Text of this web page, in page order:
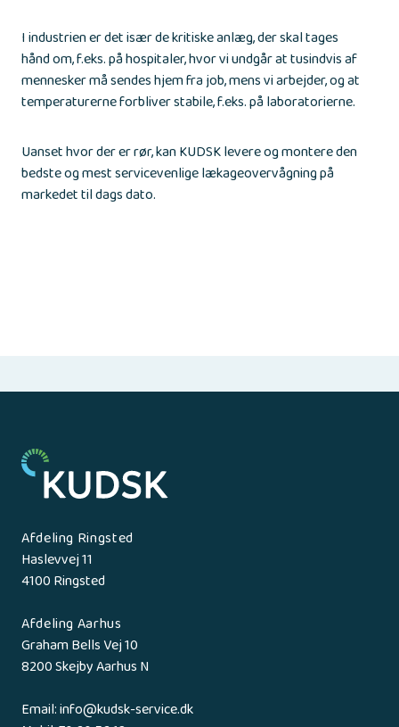
I industrien er det især de kritiske anlæg, der skal tages
hånd om, f.eks. på hospitaler, hvor vi undgår at tusindvis af
mennesker må sendes hjem fra job, mens vi arbejder, og at
temperaturerne forbliver stabile, f.eks. på laboratorierne.
Uanset hvor der er rør, kan KUDSK levere og montere den
bedste og mest servicevenlige lækageovervågning på
markedet til dags dato.
Afdeling Ringsted
Haslevvej 11
4100 Ringsted
Afdeling Aarhus
Graham Bells Vej 10
8200 Skejby Aarhus N
Email: info@kudsk-service.dk